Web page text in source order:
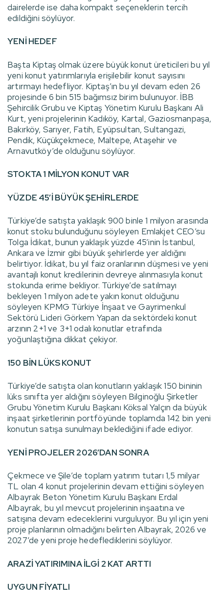
dairelerde ise daha kompakt seçeneklerin tercih
edildiğini söylüyor.
YENİ HEDEF
Başta Kiptaş olmak üzere büyük konut üreticileri bu yıl
yeni konut yatırımlarıyla erişilebilir konut sayısını
artırmayı hedefliyor. Kiptaş’ın bu yıl devam eden 26
projesinde 6 bin 515 bağımsız birim bulunuyor. İBB
Şehircilik Grubu ve Kiptaş Yönetim Kurulu Başkanı Ali
Kurt, yeni projelerinin Kadıköy, Kartal, Gaziosmanpaşa,
Bakırköy, Sarıyer, Fatih, Eyüpsultan, Sultangazi,
Pendik, Küçükçekmece, Maltepe, Ataşehir ve
Arnavutköy’de olduğunu söylüyor.
STOKTA 1 MİLYON KONUT VAR
YÜZDE 45’İ BÜYÜK ŞEHİRLERDE
Türkiye’de satışta yaklaşık 900 binle 1 milyon arasında
konut stoku bulunduğunu söyleyen Emlakjet CEO’su
Tolga İdikat, bunun yaklaşık yüzde 45’inin İstanbul,
Ankara ve İzmir gibi büyük şehirlerde yer aldığını
belirtiyor. İdikat, bu yıl faiz oranlarının düşmesi ve yeni
avantajlı konut kredilerinin devreye alınmasıyla konut
stokunda erime bekliyor. Türkiye’de satılmayı
bekleyen 1 milyon adete yakın konut olduğunu
söyleyen KPMG Türkiye İnşaat ve Gayrimenkul
Sektörü Lideri Görkem Yapan da sektördeki konut
arzının 2+1 ve 3+1 odalı konutlar etrafında
yoğunlaştığına dikkat çekiyor.
150 BİN LÜKS KONUT
Türkiye’de satışta olan konutların yaklaşık 150 bininin
lüks sınıfta yer aldığını söyleyen Bilginoğlu Şirketler
Grubu Yönetim Kurulu Başkanı Köksal Yalçın da büyük
inşaat şirketlerinin portföyünde toplamda 142 bin yeni
konutun satışa sunulmayı beklediğini ifade ediyor.
YENİ PROJELER 2026’DAN SONRA
Çekmece ve Şile’de toplam yatırım tutarı 1,5 milyar
TL olan 4 konut projelerinin devam ettiğini söyleyen
Albayrak Beton Yönetim Kurulu Başkanı Erdal
Albayrak, bu yıl mevcut projelerinin inşaatına ve
satışına devam edeceklerini vurguluyor. Bu yıl için yeni
proje planlarının olmadığını belirten Albayrak, 2026 ve
2027’de yeni proje hedeflediklerini söylüyor.
ARAZİ YATIRIMINA İLGİ 2 KAT ARTTI
UYGUN FİYATLI